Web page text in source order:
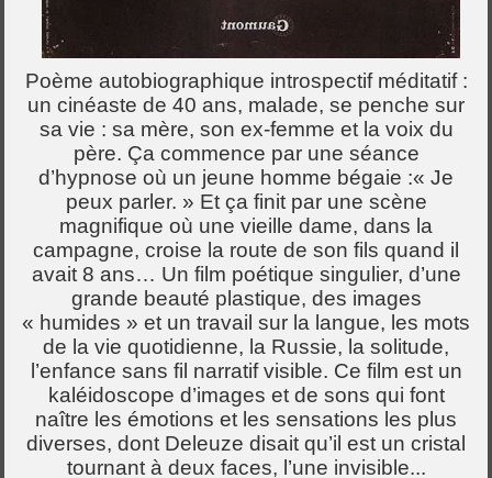
Poème autobiographique introspectif méditatif :
un cinéaste de 40 ans, malade, se penche sur
sa vie : sa mère, son ex-femme et la voix du
père. Ça commence par une séance
d’hypnose où un jeune homme bégaie :« Je
peux parler. » Et ça finit par une scène
magnifique où une vieille dame, dans la
campagne, croise la route de son fils quand il
avait 8 ans… Un film poétique singulier, d’une
grande beauté plastique, des images
« humides » et un travail sur la langue, les mots
de la vie quotidienne, la Russie, la solitude,
l’enfance sans fil narratif visible. Ce film est un
kaléidoscope d’images et de sons qui font
naître les émotions et les sensations les plus
diverses, dont Deleuze disait qu’il est un cristal
tournant à deux faces, l’une invisible...